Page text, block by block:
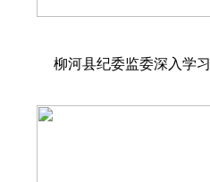
柳河县纪委监委深入学习